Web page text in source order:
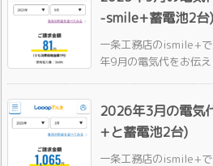
-smile+蓄電池2台)
一条工務店のismile+
年9月の電気代をお伝え
2026年3月の電気
+と蓄電池2台)
一条工務店のismile+